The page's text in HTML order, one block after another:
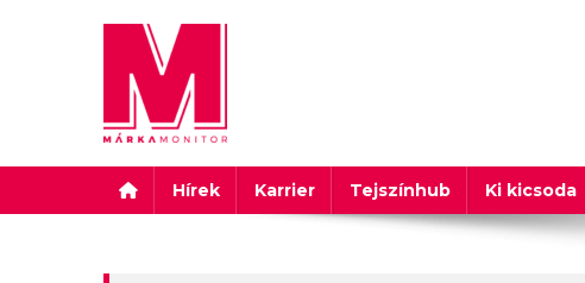
Márkamonitor
Hírek Karrier Tejszínhub Ki kicsoda